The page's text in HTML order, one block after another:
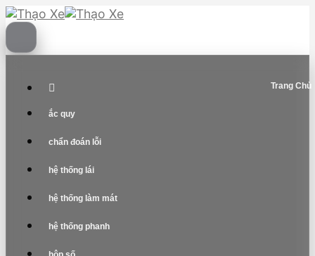
Skip
to
content
Trang Chủ
ắc quy
chẩn đoán lỗi
hệ thống lái
hệ thống làm mát
hệ thống phanh